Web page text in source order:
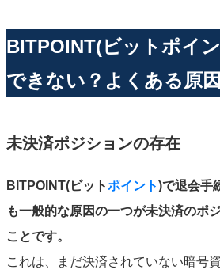
BITPOINT(ビットポイ
できない？よくある原
未決済ポジションの存在
BITPOINT(ビットポイント)で退会手
も一般的な原因の一つが未決済のポ
ことです。
これは、まだ決済されていない暗号